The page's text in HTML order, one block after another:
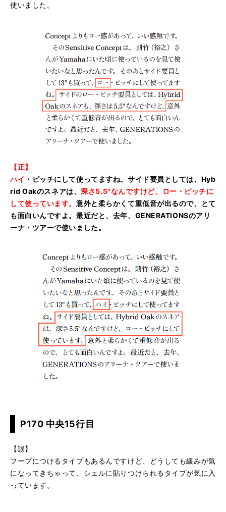
使いました。
【正】
ハイ ・ピッチにして使ってますね。サイド要員としては、Hyb
rid Oakのスネアは、深さ5.5"なんですけど、ロー・ピッチに
して使っています。意外と柔らかくて重低音が出るので、とて
も面白いんですよ。最近だと、去年、GENERATIONSのアリ
ーナ・ツアーで使いました。
P170 中央15行目
【誤】
フープにつけるタイプもあるんですけど、どうしても緩みが気
になってきちゃって、シェルに貼りつけられるタイプが気に入
っています。